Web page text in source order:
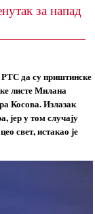
за напад
да су приштинске
листе Милана
Косова. Излазак
јер у том случају
свет, истакао је